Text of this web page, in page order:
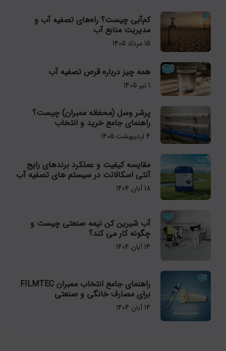
کم‌آبی چیست؟ راه‌های تصفیه آب و
مدیریت منابع آب
15 مرداد 1405
همه چیز درباره قرص تصفیه آب
1 تیر 1405
پرشر وسل (محفظه ممبران) چیست؟
راهنمای جامع خرید و انتخاب
4 اردیبهشت 1405
مقایسه کیفیت و عملکرد برندهای رایج
آنتی اسکالانت در سیستم های تصفیه آب
18 آبان 1404
آب شیرین کن نیمه صنعتی چیست و
چگونه کار می کند؟
14 آبان 1404
راهنمای جامع انتخاب ممبران FILMTEC
برای مصارف خانگی و صنعتی
14 آبان 1404